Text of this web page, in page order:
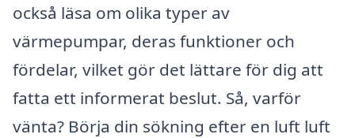
också läsa om olika typer av
värmepumpar, deras funktioner och
fördelar, vilket gör det lättare för dig att
fatta ett informerat beslut. Så, varför
vänta? Börja din sökning efter en luft luft